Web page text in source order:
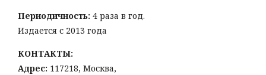
Периодичность: 4 раза в год.
Издается с 2013 года
КОНТАКТЫ:
Адрес: 117218, Москва,